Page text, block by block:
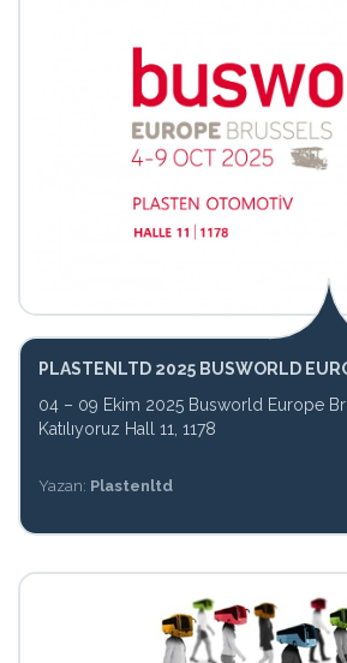
PLASTENLTD 2025 BUSWORLD
04 – 09 Ekim 2025 Busworld Europe
Katılıyoruz Hall 11, 1178
Yazan: Plastenltd